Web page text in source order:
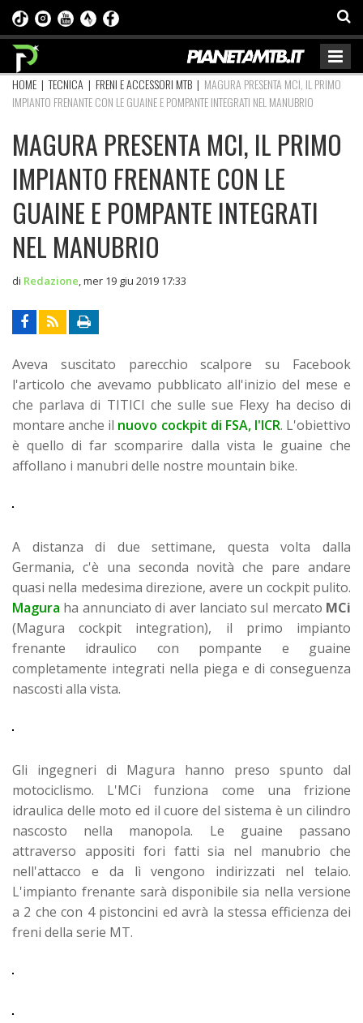
HOME |TECNICA | FRENI E ACCESSORI MTB | MAGURA PRESENTA MCI, IL PRIMO
IMPIANTO FRENANTE CON LE GUAINE E POMPANTE INTEGRATI NEL MANUBRIO
MAGURA PRESENTA MCI, IL PRIMO
IMPIANTO FRENANTE CON LE
GUAINE E POMPANTE INTEGRATI
NEL MANUBRIO
di Redazione mer 19 giu 2019 17:33
Aveva suscitato parecchio scalpore su Facebook
l'articolo che avevamo pubblicato all'inizio del mese e
che parlava di TITICI che sulle sue Flexy ha deciso di
montare anche il nuovo cockpit di FSA, l'ICR. L'obiettivo
è quello di far scomparire dalla vista le guaine che
affollano i manubri delle nostre mountain bike.
A distanza di due settimane, questa volta dalla
Germania, c'è una seconda novità che pare andare
quasi nella medesima direzione, avere un cockpit pulito.
Magura ha annunciato di aver lanciato sul mercato MCi
(Magura cockpit integration), il primo impianto
frenante idraulico con pompante e guaine
completamente integrati nella piega e di conseguenza
nascosti alla vista.
Gli ingegneri di Magura hanno preso spunto dal
motociclismo. L'MCi funziona come una frizione
idraulica delle moto ed il cuore del sistema è un cilindro
nascosto nella manopola. Le guaine passano
attraverso appositi fori fatti sia nel manubrio che
nell'attacco e da lì vengono indirizzati nel telaio.
L'impianto frenante sarà disponibile sia nella versione
a 2 che con 4 pistoncini ed avrà la stessa efficienza dei
freni della serie MT.